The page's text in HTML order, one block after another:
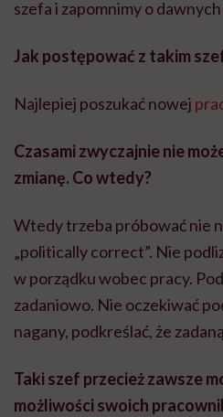
szefa i zapomnimy o
Jak postępować z takim
Najlepiej poszukać nowej
Czasami zwyczajnie nie
zmianę. Co wtedy?
Wtedy trzeba próbować nie
„politically correct”. Nie
w porządku wobec pracy.
zadaniowo. Nie oczekiwać
nagany, podkreślać, że
Taki szef przecież zawsze
możliwości swoich